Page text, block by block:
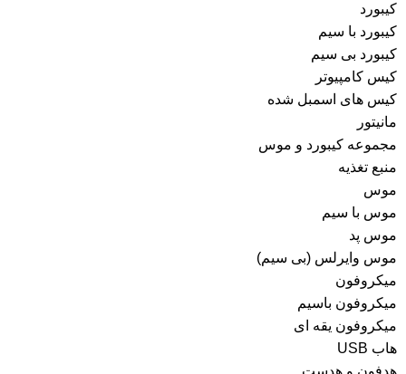
کیبورد
کیبورد با سیم
کیبورد بی سیم
کیس کامپیوتر
کیس های اسمبل شده
مانیتور
مجموعه کیبورد و موس
منبع تغذیه
موس
موس با سیم
موس پد
موس وایرلس (بی سیم)
میکروفون
میکروفون باسیم
میکروفون یقه ای
هاب USB